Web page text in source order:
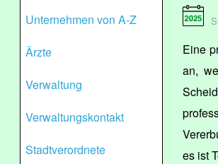
Unternehmen von A-Z
Ärzte
Verwaltung
Verwaltungskontakt
Stadtverordnete
Eine
an,
es ist